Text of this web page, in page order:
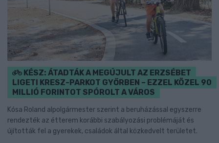
KÉSZ: ÁTADTÁK A MEGÚJULT AZ ERZSÉBET
LIGETI KRESZ-PARKOT GYŐRBEN – EZZEL KÖZEL 90
MILLIÓ FORINTOT SPÓROLT A VÁROS
Kósa Roland alpolgármester szerint a beruházással egyszerre
rendezték az étterem korábbi szabályozási problémáját és
újították fel a gyerekek, családok által közkedvelt területet.